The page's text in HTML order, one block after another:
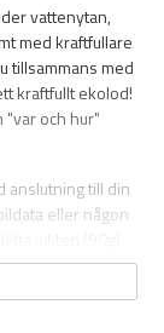
vattenytan,
med kraftfullare
tillsammans med
kraftfullt ekolod!
"var och hur"
anslutning till din
eller någon
eller ha den i